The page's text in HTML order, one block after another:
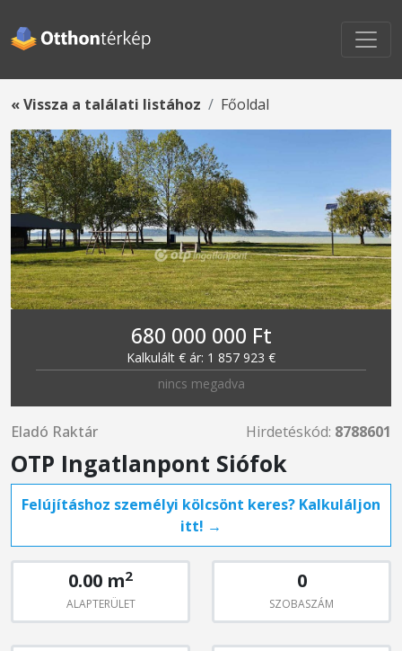
« Vissza a találati listához Főoldal
680 000 000 Ft
Kalkulált € ár: 1 857 923 €
nincs megadva
Eladó Raktár Hirdetéskód: 8788601
OTP Ingatlanpont Siófok
Felújításhoz személyi kölcsönt keres? Kalkuláljon
itt! →
0.00 m2
ALAPTERÜLET
0
SZOBASZÁM